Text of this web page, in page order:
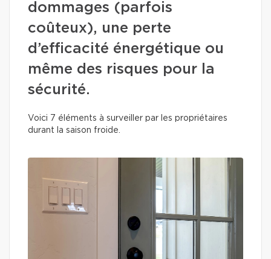
dommages (parfois
coûteux), une perte
d’efficacité énergétique ou
même des risques pour la
sécurité.
Voici 7 éléments à surveiller par les propriétaires
durant la saison froide.